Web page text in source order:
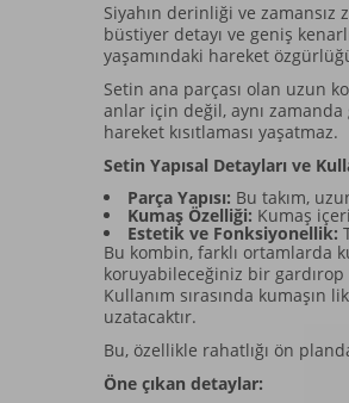
Siyahın derinliği ve
büstiyer detayı ve geniş
yaşamındaki hareket
Setin ana parçası olan uzun
anlar için değil, aynı
hareket kısıtlaması yaşatmaz.
Setin Yapısal Detayları ve
Parça Yapısı: Bu takım,
Kumaş Özelliği: Kumaş
Estetik ve Fonksiyonellik:
Bu kombin, farklı ortamlarda
koruyabileceğiniz bir
Kullanım sırasında
uzatacaktır.
Bu, özellikle rahatlığı ön
Öne çıkan detaylar: